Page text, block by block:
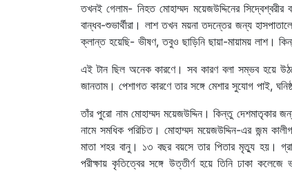
তখনই গেলাম- নিহত মোহাম্মদ ময়েজউদ্দিনের
বান্ধব-শুভার্থীরা। লাশ তখন ময়না তদন্তের জন্য
ক্লান্ত হয়েছি- ভীষণ, তবুও ছাড়িনি ছায়া-মায়াময় লাশ।
এই টান ছিল অনেক কারণে। সব কারণ বলা সম্ভব হয়ে
জানতাম। পেশাগত কারণে তার সঙ্গে মেশার সুযোগ পাই,
তাঁর পুরো নাম মোহাম্মদ ময়েজউদ্দিন। কিন্তু দেশমাতৃকার
নামে সমধিক পরিচিত। মোহাম্মদ ময়েজউদ্দিন-এর জন্ম
মাতা শহর বানু। ১৩ বছর বয়সে তার পিতার মৃত্যু হয়।
পরীক্ষায় কৃতিত্বের সঙ্গে উত্তীর্ণ হয়ে তিনি ঢাকা